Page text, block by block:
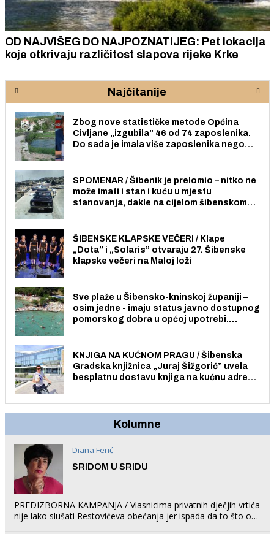
OD NAJVIŠEG DO NAJPOZNATIJEG: Pet lokacija
koje otkrivaju različitost slapova rijeke Krke
Najčitanije
Zbog nove statističke metode Općina
Civljane „izgubila” 46 od 74 zaposlenika.
Do sada je imala više zaposlenika nego
SPOMENAR / Šibenik je prelomio – nitko ne
može imati i stan i kuću u mjestu
stanovanja, dakle na cijelom šibenskom
ŠIBENSKE KLAPSKE VEČERI / Klape
„Dota” i „Solaris” otvaraju 27. Šibenske
klapske večeri na Maloj loži
Sve plaže u Šibensko-kninskoj županiji –
osim jedne - imaju status javno dostupnog
pomorskog dobra u općoj upotrebi.
KNJIGA NA KUĆNOM PRAGU / Šibenska
Gradska knjižnica „Juraj Šižgorić” uvela
besplatnu dostavu knjiga na kućnu adresu
Kolumne
Diana Ferić
SRIDOM U SRIDU
PREDIZBORNA KAMPANJA / Vlasnicima privatnih dječjih vrtića
nije lako slušati Restovićeva obećanja jer ispada da to što oni